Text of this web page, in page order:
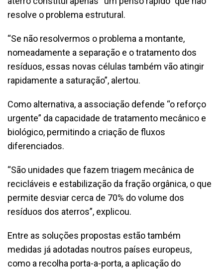
resolve o problema estrutural.
“Se não resolvermos o problema a montante,
nomeadamente a separação e o tratamento dos
resíduos, essas novas células também vão atingir
rapidamente a saturação”, alertou.
Como alternativa, a associação defende “o reforço
urgente” da capacidade de tratamento mecânico e
biológico, permitindo a criação de fluxos
diferenciados.
“São unidades que fazem triagem mecânica de
recicláveis e estabilização da fração orgânica, o que
permite desviar cerca de 70% do volume dos
resíduos dos aterros”, explicou.
Entre as soluções propostas estão também
medidas já adotadas noutros países europeus,
como a recolha porta-a-porta, a aplicação do